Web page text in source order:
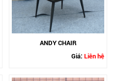
ANDY CHAIR
Giá:Liên hệ